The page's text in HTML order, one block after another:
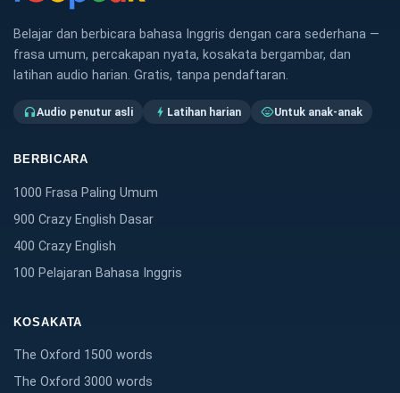
Belajar dan berbicara bahasa Inggris dengan cara sederhana —
frasa umum, percakapan nyata, kosakata bergambar, dan
latihan audio harian. Gratis, tanpa pendaftaran.
headphonesAudio penutur asli bolt Latihan harian child_careUntuk anak-anak
BERBICARA
1000 Frasa Paling Umum
900 Crazy English Dasar
400 Crazy English
100 Pelajaran Bahasa Inggris
KOSAKATA
The Oxford 1500 words
The Oxford 3000 words